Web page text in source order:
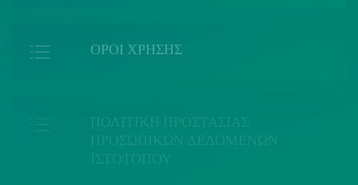
ΟΡΟΙ ΧΡΗΣΗΣ
ΠΟΛΙΤΙΚΗ ΠΡΟΣΤΑΣΙΑΣ
ΠΡΟΣΩΠΙΚΩΝ ΔΕΔΟΜΕΝΩΝ
ΙΣΤΟΤΟΠΟΥ